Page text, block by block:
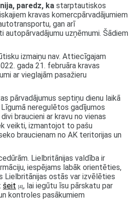
paredz, ka starptautiskos
kravas komercpārvadājumiem
gan arī
uzņēmumi. Šādiem
izmaiņu nav. Attiecīgajam
gada 21. februāra kravas
ar vieglajām pasažieru
pārvadājumus septiņu dienu laikā
neregulētos gadījumos
braucieni ar kravu no vienas
veikti, izmantojot to pašu
braucienam no AK teritorijas un
Lielbritānijas valdība ir
iespējams labāk orientēties,
Lielbritānijas ostās var izvēlēties
šeit [4] , lai iegūtu īsu pārskatu par
kontroles pasākumiem